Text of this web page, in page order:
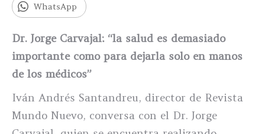
WhatsApp
Dr. Jorge Carvajal: “la salud es demasiado
importante como para dejarla solo en manos
de los médicos”
Iván Andrés Santandreu, director de Revista
Mundo Nuevo, conversa con el Dr. Jorge